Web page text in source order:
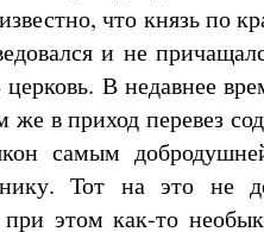
что князь по
и не
В недавнее
же в приход перевез
самым
Тот на это не
этом как-то